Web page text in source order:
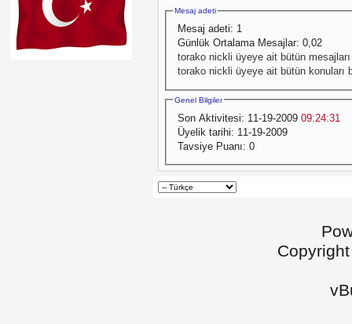
Mesaj adeti
Mesaj adeti: 1
Günlük Ortalama Mesajlar: 0,02
torako nickli üyeye ait bütün mesajları
torako nickli üyeye ait bütün konuları
Genel Bilgiler
Son Aktivitesi: 11-19-200909:24:31
Üyelik tarihi: 11-19-2009
Tavsiye Puanı: 0